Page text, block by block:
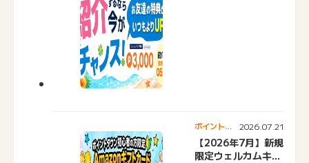
ポイントタ
ウンニュー
ス
2026.07.21
【2026年7月】新規
限定ウェルカムキャ